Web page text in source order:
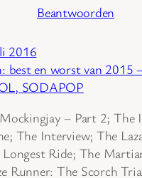
Beantwoorden
2016
best en worst van 2015
SODAPOP
– Part 2; The
The Interview; The
Ride; The
Runner: The Scorch